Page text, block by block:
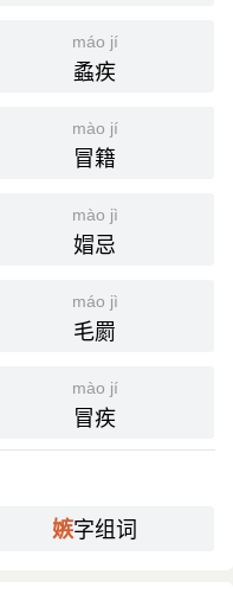
媢嫉以恶之。」
máo jí
蟊疾
mào jí
冒籍
mào jì
媢忌
máo jì
毛罽
mào jí
冒疾
嫉字组词